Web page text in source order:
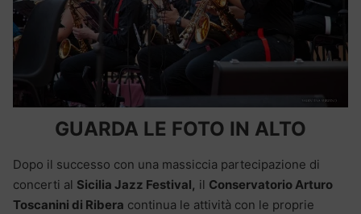
GUARDA LE FOTO IN ALTO
Dopo il successo con una massiccia partecipazione di
concerti al Sicilia Jazz Festival, il Conservatorio Arturo
Toscanini di Ribera continua le attività con le proprie